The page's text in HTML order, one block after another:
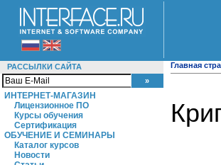
РАССЫЛКИ САЙТА
ИНТЕРНЕТ-МАГАЗИН
Лицензионное ПО
Курсы обучения
Сертификация
ОБУЧЕНИЕ И СЕМИНАРЫ
Каталог курсов
Новости
Главная